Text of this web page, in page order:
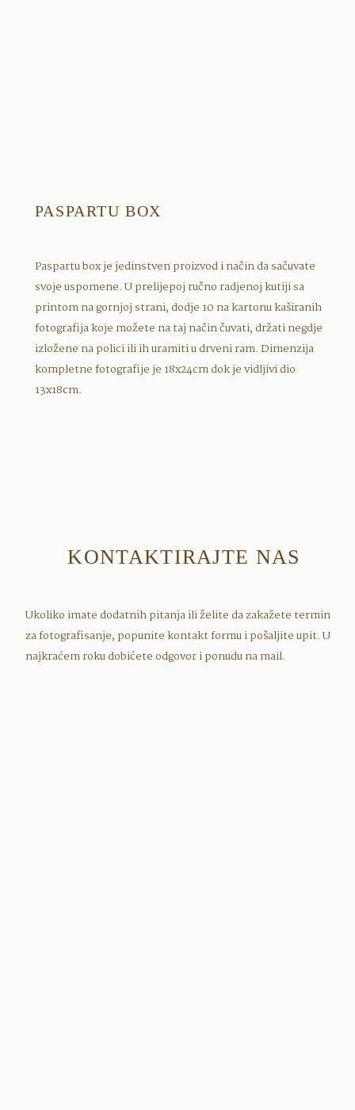
PASPARTU BOX
Paspartu box je jedinstven proizvod i način da sačuvate
svoje uspomene. U prelijepoj ručno radjenoj kutiji sa
printom na gornjoj strani, dodje 10 na kartonu kaširanih
fotografija koje možete na taj način čuvati, držati negdje
izložene na polici ili ih uramiti u drveni ram. Dimenzija
kompletne fotografije je 18x24cm dok je vidljivi dio
13x18cm.
KONTAKTIRAJTE NAS
Ukoliko imate dodatnih pitanja ili želite da zakažete termin
za fotografisanje, popunite kontakt formu i pošaljite upit. U
najkraćem roku dobićete odgovor i ponudu na mail.